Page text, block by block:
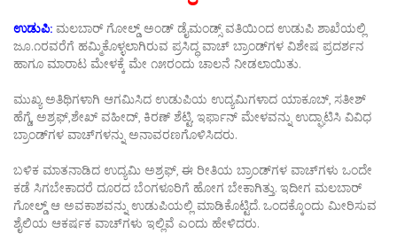
ಉಡುಪಿ: ಮಲಬಾರ್ ಗೋಲ್ಡ್ ಅಂಡ್ ಡೈಮಂಡ್ಸ್ ವತಿಯಿಂದ ಉಡುಪಿ ಶಾಖೆಯಲ್ಲಿ
ಜೂ.೧ರವರೆಗೆ ಹಮ್ಮಿಕೊಳ್ಳಲಾಗಿರುವ ಪ್ರಸಿದ್ಧ ವಾಚ್ ಬ್ರಾಂಡ್‌ಗಳ ವಿಶೇಷ ಪ್ರದರ್ಶನ
ಹಾಗೂ ಮಾರಾಟ ಮೇಳಕ್ಕೆ ಮೇ ೧೫ರಂದು ಚಾಲನೆ ನೀಡಲಾಯಿತು.
ಮುಖ್ಯ ಅತಿಥಿಗಳಾಗಿ ಆಗಮಿಸಿದ ಉಡುಪಿಯ ಉದ್ಯಮಿಗಳಾದ ಯಾಕೂಬ್, ಸತೀಶ್
ಹೆಗ್ಡೆ, ಅಶ್ರಫ್,ಶೇಖ್ ವಹೀದ್, ಕಿರಣ್ ಶೆಟ್ಟಿ, ಇರ್ಫಾನ್ ಮೇಳವನ್ನು ಉದ್ಘಾಟಿಸಿ ವಿವಿಧ
ಬ್ರಾಂಡ್‌ಗಳ ವಾಚ್‌ಗಳನ್ನು ಅನಾವರಣಗೊಳಿಸಿದರು.
ಬಳಿಕ ಮಾತನಾಡಿದ ಉದ್ಯಮಿ ಅಶ್ರಫ್, ಈ ರೀತಿಯ ಬ್ರಾಂಡ್‌ಗಳ ವಾಚ್‌ಗಳು ಒಂದೇ
ಕಡೆ ಸಿಗಬೇಕಾದರೆ ದೂರದ ಬೆಂಗಳೂರಿಗೆ ಹೋಗ ಬೇಕಾಗಿತ್ತು. ಇದೀಗ ಮಲಬಾರ್
ಗೋಲ್ಡ್ ಆ ಅವಕಾಶವನ್ನು ಉಡುಪಿಯಲ್ಲಿ ಮಾಡಿಕೊಟ್ಟಿದೆ. ಒಂದಕ್ಕೊಂದು ಮೀರಿಸುವ
ಶೈಲಿಯ ಆಕರ್ಷಕ ವಾಚ್‌ಗಳು ಇಲ್ಲಿವೆ ಎಂದು ಹೇಳಿದರು.